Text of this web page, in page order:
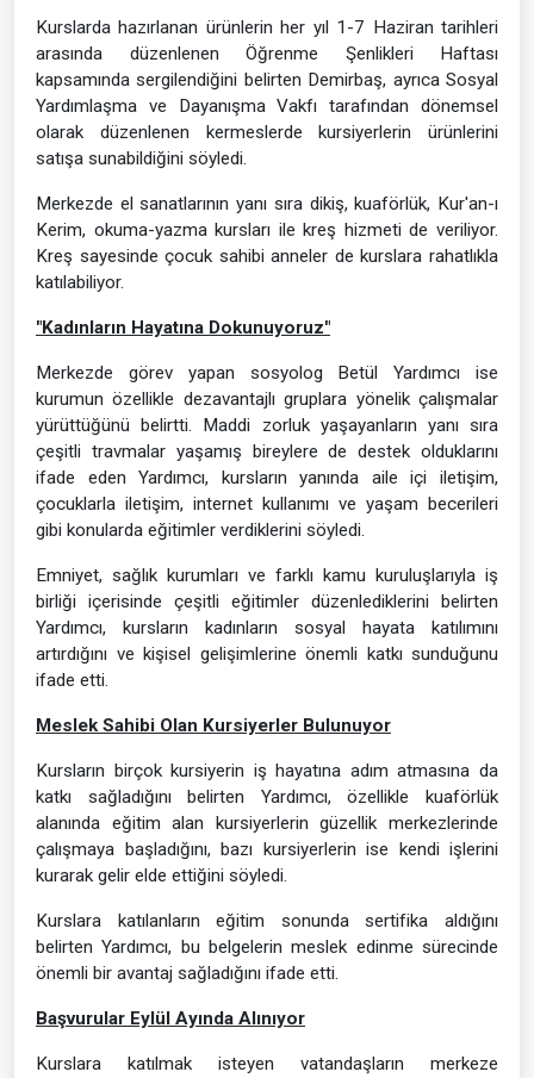
Kurslarda hazırlanan ürünlerin her yıl 1-7 Haziran tarihleri
arasında düzenlenen Öğrenme Şenlikleri Haftası
kapsamında sergilendiğini belirten Demirbaş, ayrıca Sosyal
Yardımlaşma ve Dayanışma Vakfı tarafından dönemsel
olarak düzenlenen kermeslerde kursiyerlerin ürünlerini
satışa sunabildiğini söyledi.
Merkezde el sanatlarının yanı sıra dikiş, kuaförlük, Kur'an-ı
Kerim, okuma-yazma kursları ile kreş hizmeti de veriliyor.
Kreş sayesinde çocuk sahibi anneler de kurslara rahatlıkla
katılabiliyor.
"Kadınların Hayatına Dokunuyoruz"
Merkezde görev yapan sosyolog Betül Yardımcı ise
kurumun özellikle dezavantajlı gruplara yönelik çalışmalar
yürüttüğünü belirtti. Maddi zorluk yaşayanların yanı sıra
çeşitli travmalar yaşamış bireylere de destek olduklarını
ifade eden Yardımcı, kursların yanında aile içi iletişim,
çocuklarla iletişim, internet kullanımı ve yaşam becerileri
gibi konularda eğitimler verdiklerini söyledi.
Emniyet, sağlık kurumları ve farklı kamu kuruluşlarıyla iş
birliği içerisinde çeşitli eğitimler düzenlediklerini belirten
Yardımcı, kursların kadınların sosyal hayata katılımını
artırdığını ve kişisel gelişimlerine önemli katkı sunduğunu
ifade etti.
Meslek Sahibi Olan Kursiyerler Bulunuyor
Kursların birçok kursiyerin iş hayatına adım atmasına da
katkı sağladığını belirten Yardımcı, özellikle kuaförlük
alanında eğitim alan kursiyerlerin güzellik merkezlerinde
çalışmaya başladığını, bazı kursiyerlerin ise kendi işlerini
kurarak gelir elde ettiğini söyledi.
Kurslara katılanların eğitim sonunda sertifika aldığını
belirten Yardımcı, bu belgelerin meslek edinme sürecinde
önemli bir avantaj sağladığını ifade etti.
Başvurular Eylül Ayında Alınıyor
Kurslara katılmak isteyen vatandaşların merkeze